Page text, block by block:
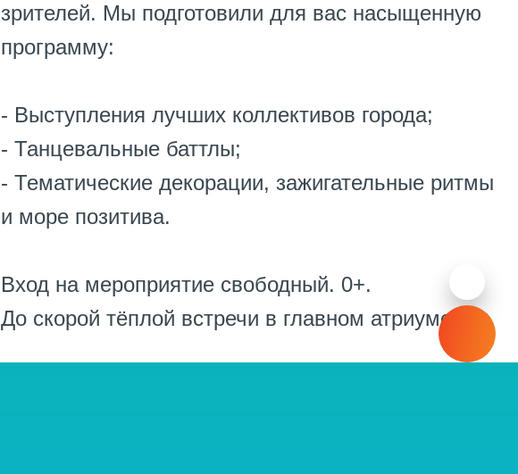
зрителей. Мы подготовили для вас насыщенную
программу:
- Выступления лучших коллективов города;
- Танцевальные баттлы;
- Тематические декорации, зажигательные ритмы
и море позитива.
Вход на мероприятие свободный. 0+.
До скорой тёплой встречи в главном атриуме!